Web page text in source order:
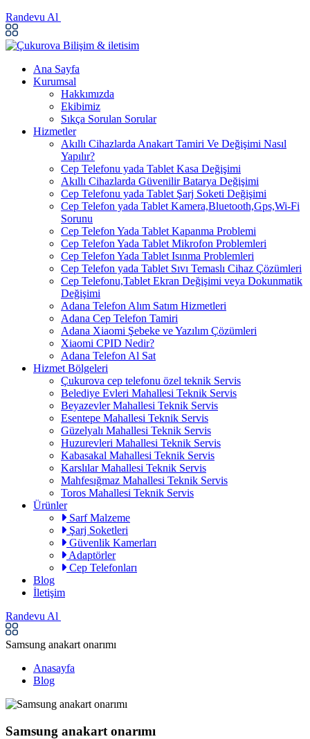
Randevu Al
Ana Sayfa
Kurumsal
Hakkımızda
Ekibimiz
Sıkça Sorulan Sorular
Hizmetler
Akıllı Cihazlarda Anakart Tamiri Ve Değişimi Nasıl
Yapılır?
Cep Telefonu yada Tablet Kasa Değişimi
Akıllı Cihazlarda Güvenilir Batarya Değişimi
Cep Telefonu yada Tablet Şarj Soketi Değişimi
Cep Telefon yada Tablet Kamera,Bluetooth,Gps,Wi-Fi
Sorunu
Cep Telefon Yada Tablet Kapanma Problemi
Cep Telefon Yada Tablet Mikrofon Problemleri
Cep Telefon Yada Tablet Isınma Problemleri
Cep Telefon yada Tablet Sıvı Temaslı Cihaz Çözümleri
Cep Telefonu,Tablet Ekran Değişimi veya Dokunmatik
Değişimi
Adana Telefon Alım Satım Hizmetleri
Adana Cep Telefon Tamiri
Adana Xiaomi Şebeke ve Yazılım Çözümleri
Xiaomi CPID Nedir?
Adana Telefon Al Sat
Hizmet Bölgeleri
Çukurova cep telefonu özel teknik Servis
Belediye Evleri Mahallesi Teknik Servis
Beyazevler Mahallesi Teknik Servis
Esentepe Mahallesi Teknik Servis
Güzelyalı Mahallesi Teknik Servis
Huzurevleri Mahallesi Teknik Servis
Kabasakal Mahallesi Teknik Servis
Karslılar Mahallesi Teknik Servis
Mahfesığmaz Mahallesi Teknik Servis
Toros Mahallesi Teknik Servis
Ürünler
Sarf Malzeme
Şarj Soketleri
Güvenlik Kamerları
Adaptörler
Cep Telefonları
Blog
İletişim
Randevu Al
Samsung anakart onarımı
Anasayfa
Blog
Samsung anakart onarımı